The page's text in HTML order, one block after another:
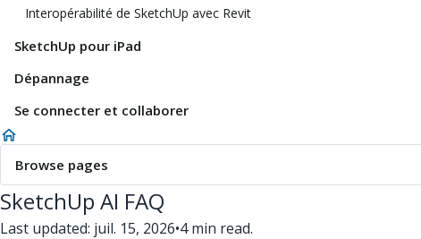
Interopérabilité de SketchUp avec Revit
SketchUp pour iPad
Dépannage
Se connecter et collaborer
Browse pages
SketchUp AI FAQ
Last updated: juil. 15, 2026•4 min read.